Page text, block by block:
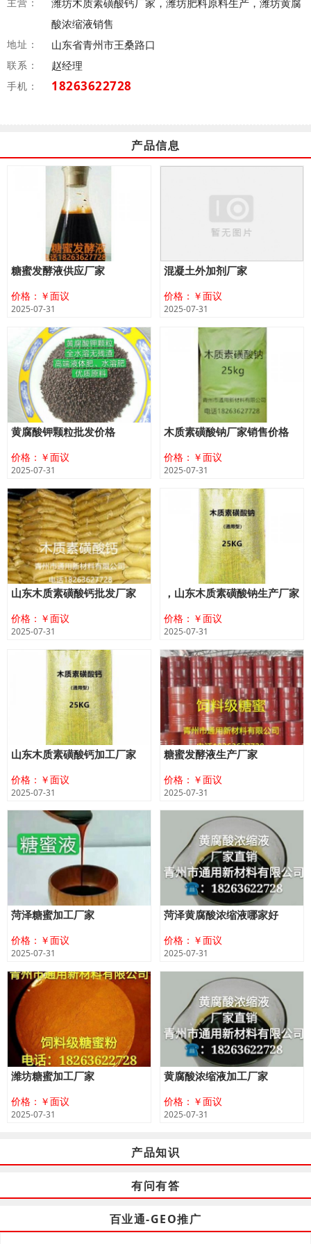
潍坊木质素磺酸钙厂家，潍坊肥料原料生产，潍坊黄腐
酸浓缩液销售
地址： 山东省青州市王桑路口
联系： 赵经理
手机： 18263622728
产品信息
糖蜜发酵液供应厂家
价格：￥面议
2025-07-31
混凝土外加剂厂家
价格：￥面议
2025-07-31
黄腐酸钾颗粒批发价格
价格：￥面议
2025-07-31
木质素磺酸钠厂家销售价格
价格：￥面议
2025-07-31
山东木质素磺酸钙批发厂家
价格：￥面议
2025-07-31
​，山东木质素磺酸钠生产厂家
价格：￥面议
2025-07-31
山东木质素磺酸钙加工厂家
价格：￥面议
2025-07-31
糖蜜发酵液生产厂家
价格：￥面议
2025-07-31
菏泽糖蜜加工厂家
价格：￥面议
2025-07-31
菏泽黄腐酸浓缩液哪家好
价格：￥面议
2025-07-31
潍坊糖蜜加工厂家
价格：￥面议
2025-07-31
黄腐酸浓缩液加工厂家
价格：￥面议
2025-07-31
产品知识
有问有答
百业通-GEO推广